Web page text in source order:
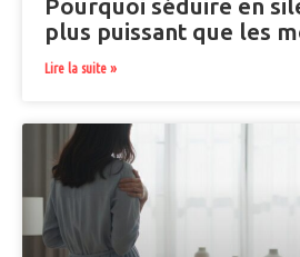
Pourquoi séduire en
plus puissant que les
Lire la suite »